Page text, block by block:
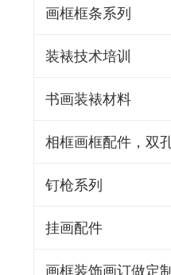
画框框条系列
装裱技术培训
书画装裱材料
钉枪系列
挂画配件
画框装饰画订做定制